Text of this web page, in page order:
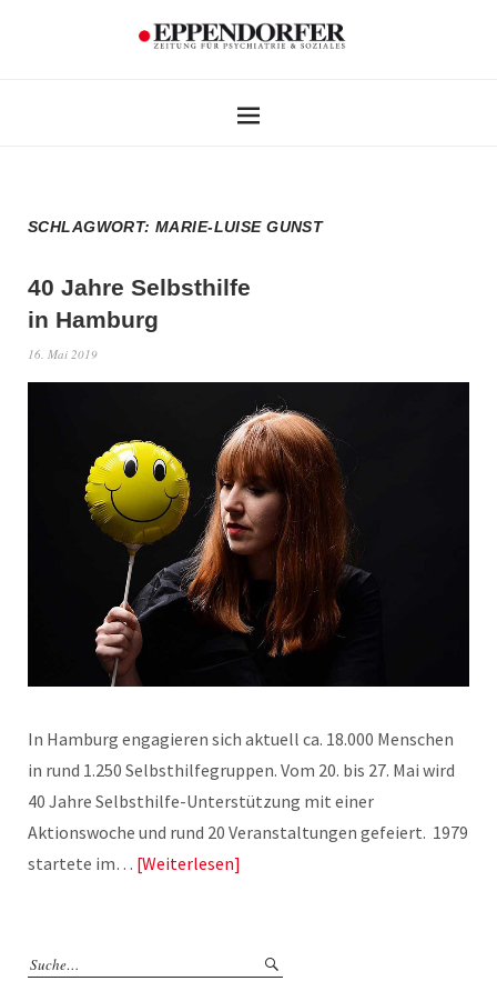
SCHLAGWORT:MARIE-LUISE GUNST
40 Jahre Selbsthilfe
in Hamburg
16. Mai 2019
In Hamburg engagieren sich aktuell ca. 18.000 Menschen
in rund 1.250 Selbsthilfegruppen. Vom 20. bis 27. Mai wird
40 Jahre Selbsthilfe-Unterstützung mit einer
Aktionswoche und rund 20 Veranstaltungen gefeiert. 1979
startete im… Weiterlesen